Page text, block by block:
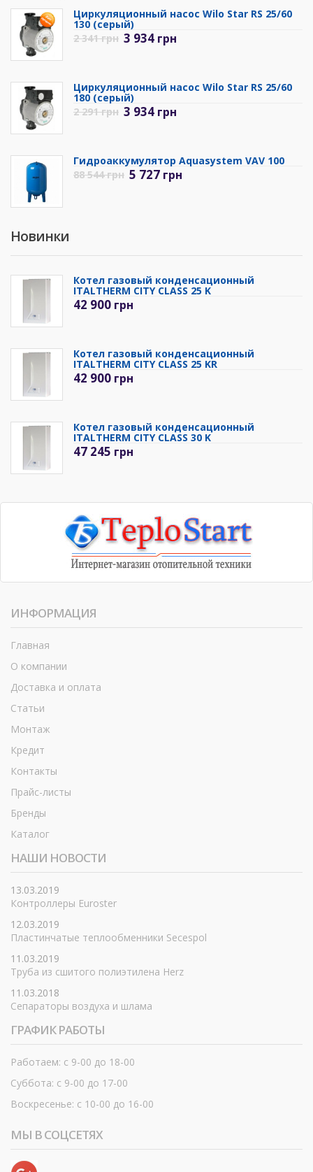
Циркуляционный насос Wilo Star RS 25/60
130 (серый)
2 341грн 3 934 грн
Циркуляционный насос Wilo Star RS 25/60
180 (серый)
2 291грн 3 934 грн
Гидроаккумулятор Aquasystem VAV 100
88 544грн 5 727 грн
Новинки
Котел газовый конденсационный
ITALTHERM CITY CLASS 25 K
42 900 грн
Котел газовый конденсационный
ITALTHERM CITY CLASS 25 KR
42 900 грн
Котел газовый конденсационный
ITALTHERM CITY CLASS 30 K
47 245 грн
ИНФОРМАЦИЯ
Главная
О компании
Доставка и оплата
Статьи
Монтаж
Кредит
Контакты
Прайс-листы
Бренды
Каталог
НАШИ НОВОСТИ
13.03.2019
Контроллеры Euroster
12.03.2019
Пластинчатые теплообменники Secespol
11.03.2019
Труба из сшитого полиэтилена Herz
11.03.2018
Сепараторы воздуха и шлама
ГРАФИК РАБОТЫ
Работаем: с 9-00 до 18-00
Суббота: с 9-00 до 17-00
Воскресенье: с 10-00 до 16-00
МЫ В СОЦСЕТЯХ